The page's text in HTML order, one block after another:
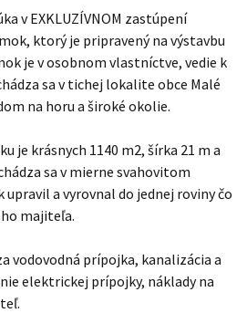
v EXKLUZÍVNOM zastúpení
ktorý je pripravený na výstavbu
je v osobnom vlastníctve, vedie k
sa v tichej lokalite obce Malé
na horu a široké okolie.
je krásnych 1140 m2, šírka 21 m a
sa v mierne svahovitom
a vyrovnal do jednej roviny čo
majiteľa.
vodovodná prípojka, kanalizácia a
elektrickej prípojky, náklady na